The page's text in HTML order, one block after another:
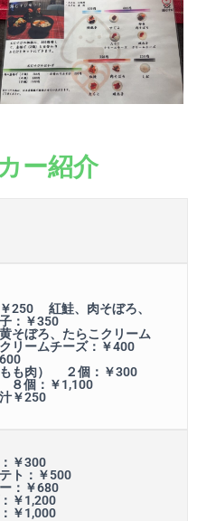
ー紹介
250 紅鮭、肉そぼろ、
：￥350
そぼろ、たらこクリーム
リームチーズ：￥400
もも肉） ２個：￥300
８個：￥1,100
￥250
￥300
ト：￥500
：￥680
￥1,200
￥1,000